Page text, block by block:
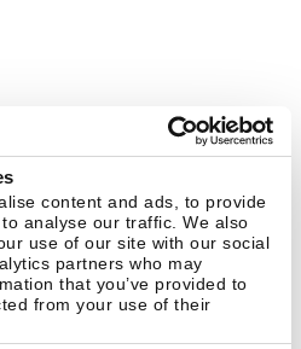
content and ads, to provide
analyse our traffic. We also
use of our site with our social
partners who may
that you’ve provided to
from your use of their
隐私策略
协议 B2B
11010102001169号
资源中心 新闻稿